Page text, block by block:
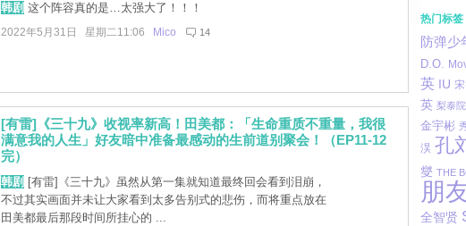
韩剧 这个阵容真的是…太强大了！！！
2022年5月31日 星期二11:06 Mico 14
[有雷]《三十九》收视率新高！田美都：「生命重质不重量，我很
满意我的人生」好友暗中准备最感动的生前道别聚会！（EP11-12
完）
韩剧 [有雷]《三十九》虽然从第一集就知道最终回会看到泪崩，
不过其实画面并未让大家看到太多告别式的悲伤，而将重点放在
田美都最后那段时间所挂心的 ...
热门标签
防弹少
D.O.
英 IU
英 梨泰
金宇彬
淏 孔
燮 THE
朋
全智贤